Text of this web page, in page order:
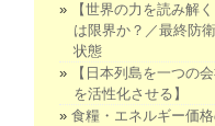
【世界の力を読み解
は限界か？／最終防
状態
【日本列島を一つの
を活性化させる】
食糧・エネルギー価